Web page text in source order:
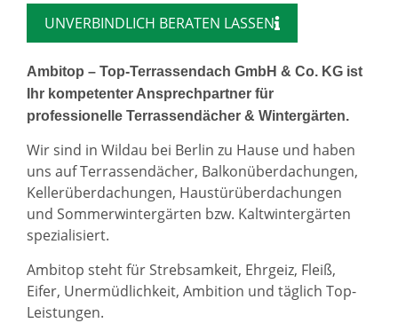
UNVERBINDLICH BERATEN LASSEN
Ambitop – Top-Terrassendach GmbH & Co. KG ist
Ihr kompetenter Ansprechpartner für
professionelle Terrassendächer & Wintergärten.
Wir sind in Wildau bei Berlin zu Hause und haben
uns auf Terrassendächer, Balkonüberdachungen,
Kellerüberdachungen, Haustürüberdachungen
und Sommerwintergärten bzw. Kaltwintergärten
spezialisiert.
Ambitop steht für Strebsamkeit, Ehrgeiz, Fleiß,
Eifer, Unermüdlichkeit, Ambition und täglich Top-
Leistungen.